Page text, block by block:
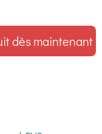
dès maintenant